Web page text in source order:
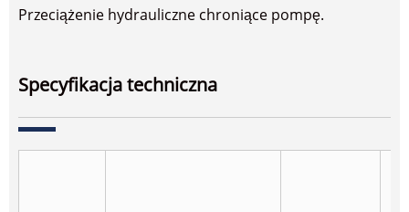
Przeciążenie hydrauliczne chroniące pompę.
Specyfikacja techniczna